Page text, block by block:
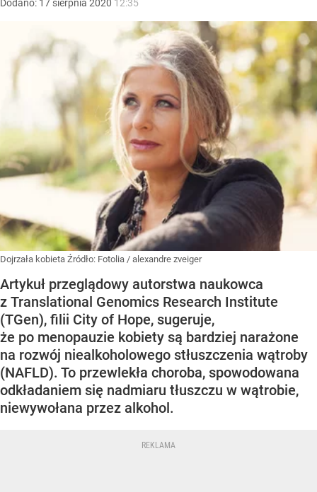
Dodano: 17 sierpnia 2020 12:35
Dojrzała kobieta Źródło: Fotolia / alexandre zveiger
Artykuł przeglądowy autorstwa naukowca
z Translational Genomics Research Institute
(TGen), filii City of Hope, sugeruje,
że po menopauzie kobiety są bardziej narażone
na rozwój niealkoholowego stłuszczenia wątroby
(NAFLD). To przewlekła choroba, spowodowana
odkładaniem się nadmiaru tłuszczu w wątrobie,
niewywołana przez alkohol.